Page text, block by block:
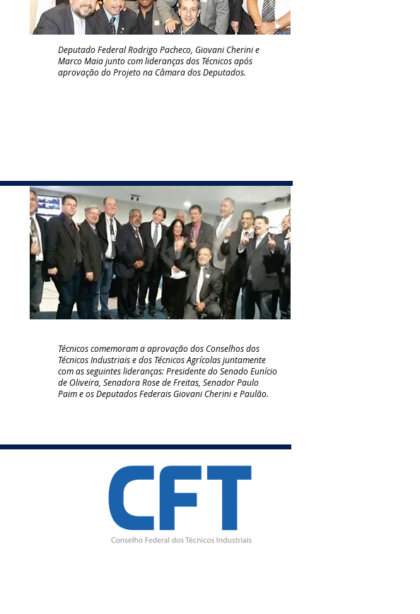
Deputado Federal Rodrigo Pacheco, Giovani Cherini e
Marco Maia junto com lideranças dos Técnicos após
aprovação do Projeto na Câmara dos Deputados.
Técnicos comemoram a aprovação dos Conselhos dos
Técnicos Industriais e dos Técnicos Agrícolas juntamente
com as seguintes lideranças: Presidente do Senado Eunício
de Oliveira, Senadora Rose de Freitas, Senador Paulo
Paim e os Deputados Federais Giovani Cherini e Paulão.